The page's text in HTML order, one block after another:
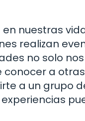
nuestras
realizan
no solo nos
conocer a otras
a un grupo